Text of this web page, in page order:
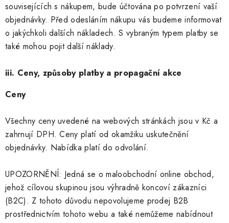
souvisejících s nákupem, bude účtována po potvrzení vaší
objednávky. Před odesláním nákupu vás budeme informovat
o jakýchkoli dalších nákladech. S vybraným typem platby se
také mohou pojit další náklady.
iii. Ceny, způsoby platby a propagační akce
Ceny
Všechny ceny uvedené na webových stránkách jsou v Kč a
zahrnují DPH. Ceny platí od okamžiku uskutečnění
objednávky. Nabídka platí do odvolání.
UPOZORNĚNÍ: Jedná se o maloobchodní online obchod,
jehož cílovou skupinou jsou výhradně koncoví zákazníci
(B2C). Z tohoto důvodu nepovolujeme prodej B2B
prostřednictvím tohoto webu a také nemůžeme nabídnout